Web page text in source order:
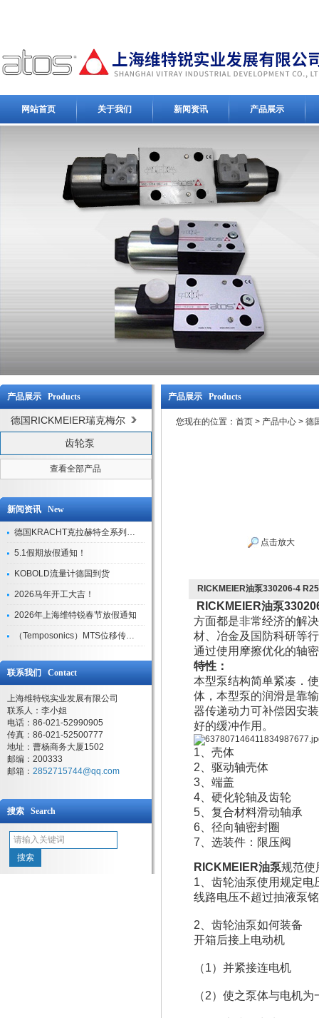
网站首页 关于我们 新闻资讯 产品展示
产品展示 Products
德国RICKMEIER瑞克梅尔
齿轮泵
查看全部产品
新闻资讯 New
德国KRACHT克拉赫特全系列现货库存
5.1假期放假通知！
KOBOLD流量计德国到货
2026马年开工大吉！
2026年上海维特锐春节放假通知
（Temposonics）MTS位移传感器现货库存型号
联系我们 Contact
上海维特锐实业发展有限公司
联系人：李小姐
电话：86-021-52990905
传真：86-021-52500777
地址：曹杨商务大厦1502
邮编：200333
邮箱： 2852715744@qq.com
搜索 Search
产品展示 Products
您现在的位置： 首页 > 产品中心 > 德
点击放大
RICKMEIER油泵330206-4
RICKMEIER油泵
方面都是非常经济的解
材、冶金及国防科研等
通过使用摩擦优化的轴
特性：
本型泵结构简单紧凑．
体，本型泵的润滑是靠
器传递动力可补偿因安
好的缓冲作用。
1、壳体
2、驱动轴壳体
3、端盖
4、硬化轮轴及齿轮
5、复合材料滑动轴承
6、径向轴密封圈
7、选装件：限压阀
RICKMEIER油泵规范使
1、齿轮油泵使用规定电
线路电压不超过抽液泵
2、齿轮油泵如何装备
开箱后接上电动机
（1）并紧接连电机
（2）使之泵体与电机为